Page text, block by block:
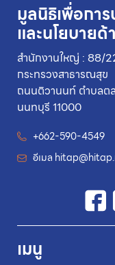
มูลนิธิเพื่อการ
และนโยบาย
สำนักงานใหญ่ : 88/
กระทรวงสาธารณสุข
ถนนติวานนท์ ตำบลต
นนทบุรี 11000
+662-590-4549
อีเมล
เมนู